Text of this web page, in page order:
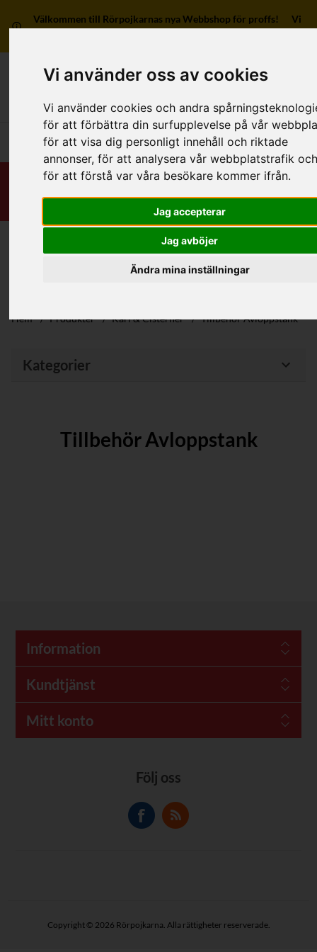
Vi använder oss av cookies
Vi använder cookies och andra
för att förbättra din surfupplevelse på vår
för att visa dig personligt innehåll och riktade
annonser, för att analysera vår webbplatstrafik
för att förstå var våra besökare kommer ifrån.
Jag accepterar
Jag avböjer
Ändra mina inställningar
Välkommen till Rörpojkarnas nya Webbshop för proffs! Vi
Huvudmeny
Hej, jag heterJohan Wennerberg!
Ring mig, så hjälper jag dig.
Hem / Produkter / Kärl & Cisterner / Tillbehör Avloppstank
Kategorier
Tillbehör Avloppstank
Information
Kundtjänst
Mitt konto
Följ oss
Copyright © 2026 Rörpojkarna. Alla rättigheter reserverade.